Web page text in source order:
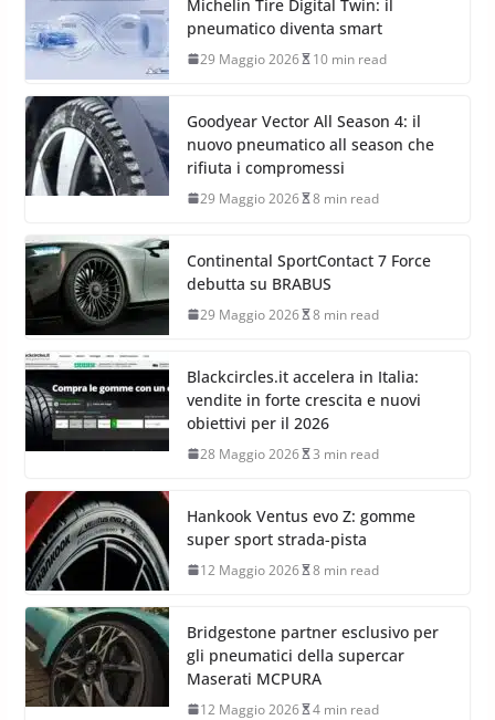
Michelin Tire Digital Twin: il
pneumatico diventa smart
29 Maggio 2026 10 min read
Goodyear Vector All Season 4: il
nuovo pneumatico all season che
rifiuta i compromessi
29 Maggio 2026 8 min read
Continental SportContact 7 Force
debutta su BRABUS
29 Maggio 2026 8 min read
Blackcircles.it accelera in Italia:
vendite in forte crescita e nuovi
obiettivi per il 2026
28 Maggio 2026 3 min read
Hankook Ventus evo Z: gomme
super sport strada-pista
12 Maggio 2026 8 min read
Bridgestone partner esclusivo per
gli pneumatici della supercar
Maserati MCPURA
12 Maggio 2026 4 min read